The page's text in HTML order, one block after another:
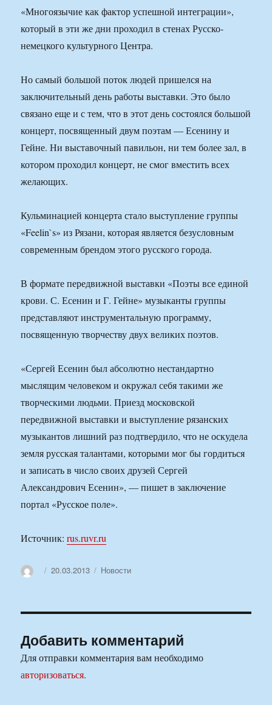
«Многоязычие как фактор успешной интеграции»,
который в эти же дни проходил в стенах Русско-
немецкого культурного Центра.
Но самый большой поток людей пришелся на
заключительный день работы выставки. Это было
связано еще и с тем, что в этот день состоялся большой
концерт, посвященный двум поэтам — Есенину и
Гейне. Ни выставочный павильон, ни тем более зал, в
котором проходил концерт, не смог вместить всех
желающих.
Кульминацией концерта стало выступление группы
«Feelin`s» из Рязани, которая является безусловным
современным брендом этого русского города.
В формате передвижной выставки «Поэты все единой
крови. С. Есенин и Г. Гейне» музыканты группы
представляют инструментальную программу,
посвященную творчеству двух великих поэтов.
«Сергей Есенин был абсолютно нестандартно
мыслящим человеком и окружал себя такими же
творческими людьми. Приезд московской
передвижной выставки и выступление рязанских
музыкантов лишний раз подтвердило, что не оскудела
земля русская талантами, которыми мог бы гордиться
и записать в число своих друзей Сергей
Александрович Есенин», — пишет в заключение
портал «Русское поле».
Источник:rus.ruvr.ru
АвторОпубликовано
20.03.2013 Рубрики
Новости
Добавить комментарий
Для отправки комментария вам необходимо
авторизоваться.